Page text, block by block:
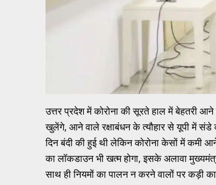
उत्तर प्रदेश में कोरोना की सूरते हाल में बेहतरी
खुलेंगे, आने वाले रक्षाबंधन के त्यौहार से यूपी में संडे
दिन बंदी की हुई थी लेकिन कोरोना केसों में
का लॉकडाउन भी खत्म होगा, इसके अलावा
साथ ही नियमों का पालन न करने वालों पर कड़ी